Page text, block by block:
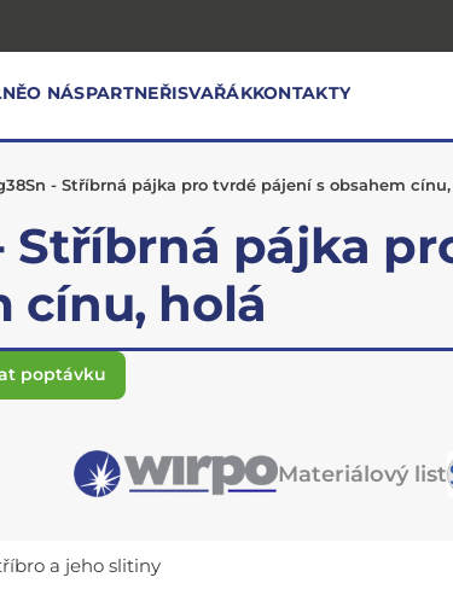
O NÁSPARTNEŘISVAŘÁKKONTAKTY
- Stříbrná pájka pro tvrdé pájení s obsahem
Stříbrná pájka
cínu, holá
poptávku
Materiálový list
a jeho slitiny